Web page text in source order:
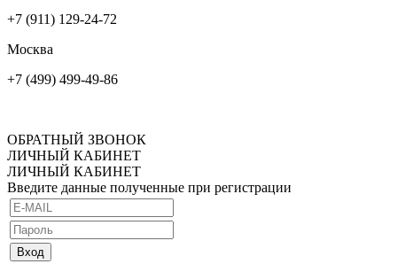
+7 (911) 129-24-72
Москва
+7 (499) 499-49-86
ОБРАТНЫЙ ЗВОНОК
ЛИЧНЫЙ КАБИНЕТ
ЛИЧНЫЙ КАБИНЕТ
Введите данные полученные при регистрации